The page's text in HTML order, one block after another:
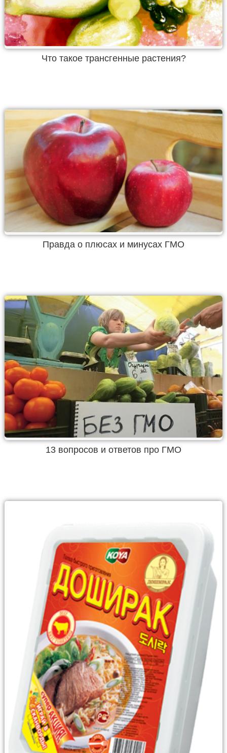
Что такое трансгенные растения?
Правда о плюсах и минусах ГМО
13 вопросов и ответов про ГМО